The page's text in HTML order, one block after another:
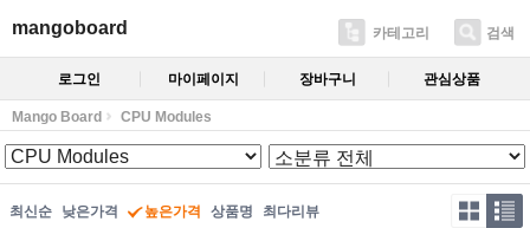
mangoboard 카테고리 검색
로그인 마이페이지 장바구니 관심상품
Mango Board CPU Modules
최신순 낮은가격 높은가격 상품명 최다리뷰